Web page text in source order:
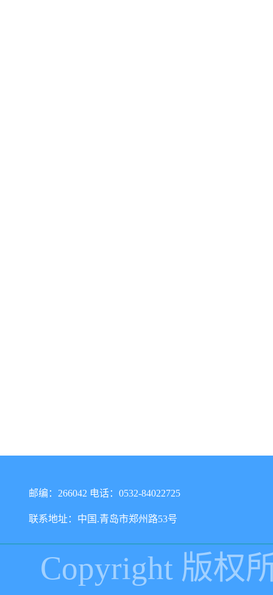
邮编：266042 电话：0532-84022725
联系地址：中国.青岛市郑州路53号
Copyright 版权